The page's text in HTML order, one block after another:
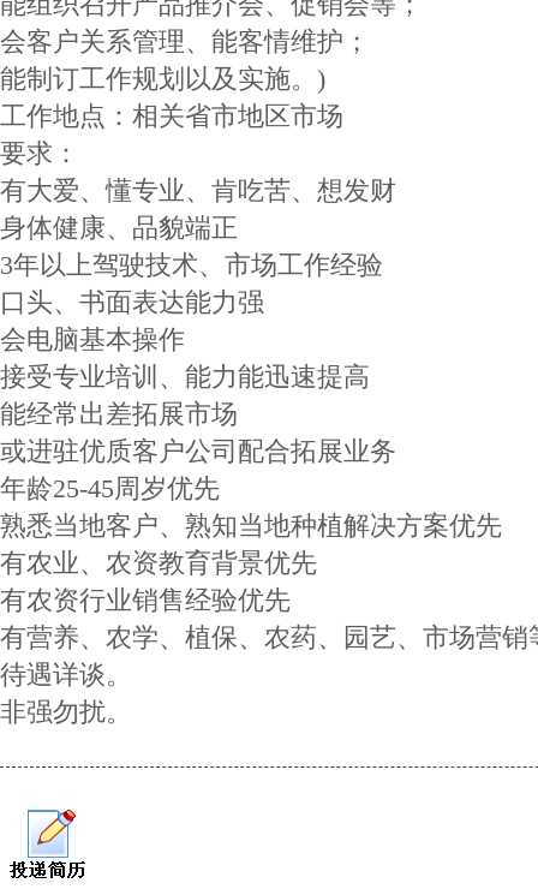
会客户关系管理、能客情维护；
能制订工作规划以及实施。)
工作地点：相关省市地区市场
要求：
有大爱、懂专业、肯吃苦、想发财
身体健康、品貌端正
3年以上驾驶技术、市场工作经验
口头、书面表达能力强
会电脑基本操作
接受专业培训、能力能迅速提高
能经常出差拓展市场
或进驻优质客户公司配合拓展业务
年龄25-45周岁优先
熟悉当地客户、熟知当地种植解决方案优先
有农业、农资教育背景优先
有农资行业销售经验优先
有营养、农学、植保、农药、园艺、市场营
待遇详谈。
非强勿扰。